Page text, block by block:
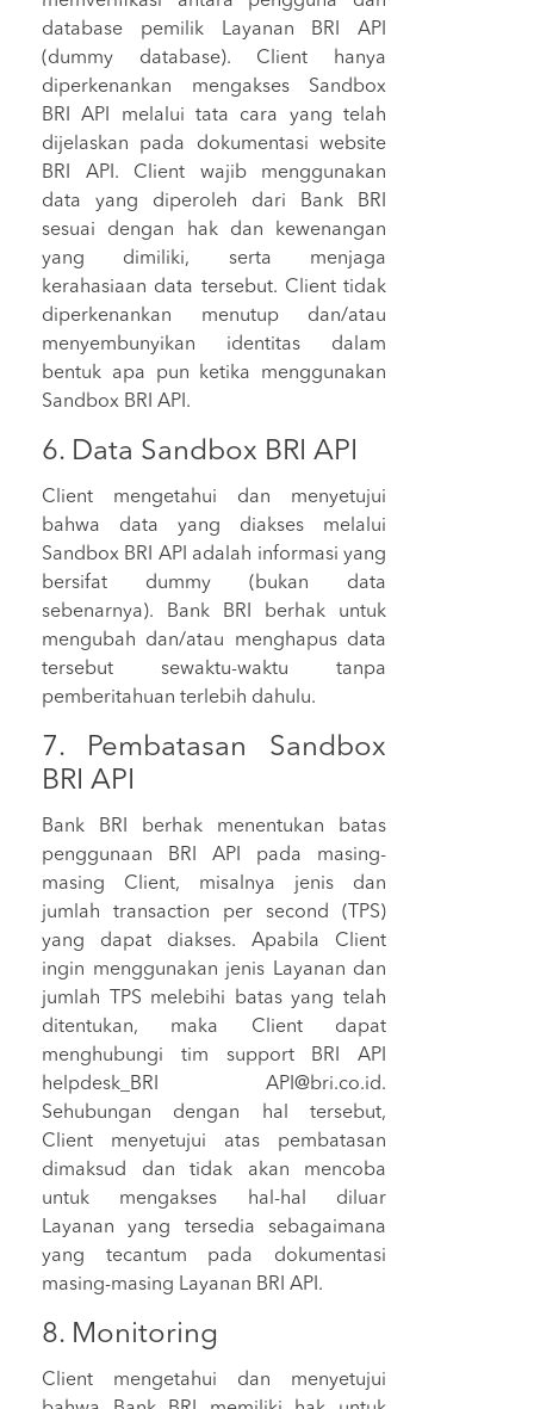
database pemilik Layanan BRI API
(dummy database). Client hanya
diperkenankan mengakses Sandbox
BRI API melalui tata cara yang telah
dijelaskan pada dokumentasi website
BRI API. Client wajib menggunakan
data yang diperoleh dari Bank BRI
sesuai dengan hak dan kewenangan
yang dimiliki, serta menjaga
kerahasiaan data tersebut. Client tidak
diperkenankan menutup dan/atau
menyembunyikan identitas dalam
bentuk apa pun ketika menggunakan
Sandbox BRI API.
6. Data Sandbox BRI API
Client mengetahui dan menyetujui
bahwa data yang diakses melalui
Sandbox BRI API adalah informasi yang
bersifat dummy (bukan data
sebenarnya). Bank BRI berhak untuk
mengubah dan/atau menghapus data
tersebut sewaktu-waktu tanpa
pemberitahuan terlebih dahulu.
7. Pembatasan Sandbox
BRI API
Bank BRI berhak menentukan batas
penggunaan BRI API pada masing-
masing Client, misalnya jenis dan
jumlah transaction per second (TPS)
yang dapat diakses. Apabila Client
ingin menggunakan jenis Layanan dan
jumlah TPS melebihi batas yang telah
ditentukan, maka Client dapat
menghubungi tim support BRI API
helpdesk_BRI API@bri.co.id.
Sehubungan dengan hal tersebut,
Client menyetujui atas pembatasan
dimaksud dan tidak akan mencoba
untuk mengakses hal-hal diluar
Layanan yang tersedia sebagaimana
yang tecantum pada dokumentasi
masing-masing Layanan BRI API.
8. Monitoring
Client mengetahui dan menyetujui